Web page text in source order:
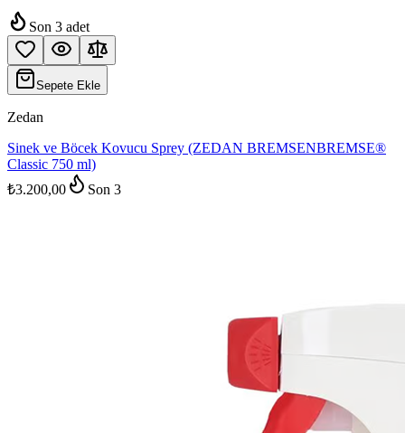
Son 3 adet
Sepete Ekle
Zedan
Sinek ve Böcek Kovucu Sprey (ZEDAN BREMSENBREMSE®
Classic 750 ml)
₺3.200,00
Son 3